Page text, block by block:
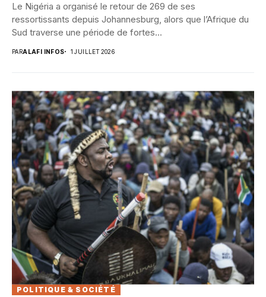
Le Nigéria a organisé le retour de 269 de ses
ressortissants depuis Johannesburg, alors que l’Afrique du
Sud traverse une période de fortes...
PARALAFI INFOS 1 JUILLET 2026
POLITIQUE & SOCIÉTÉ